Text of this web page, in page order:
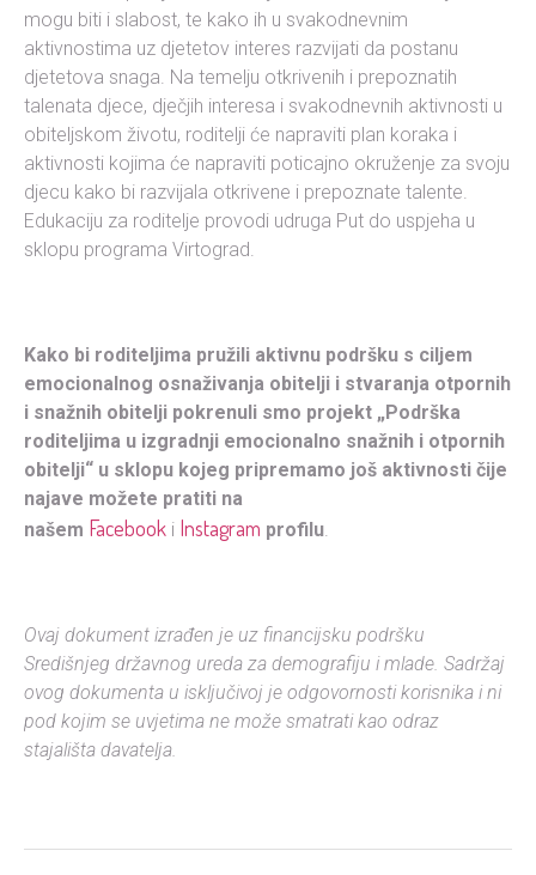
mogu biti i slabost, te kako ih u svakodnevnim
aktivnostima uz djetetov interes razvijati da postanu
djetetova snaga. Na temelju otkrivenih i prepoznatih
talenata djece, dječjih interesa i svakodnevnih aktivnosti u
obiteljskom životu, roditelji će napraviti plan koraka i
aktivnosti kojima će napraviti poticajno okruženje za svoju
djecu kako bi razvijala otkrivene i prepoznate talente.
Edukaciju za roditelje provodi udruga Put do uspjeha u
sklopu programa Virtograd.
Kako bi roditeljima pružili aktivnu podršku s ciljem
emocionalnog osnaživanja obitelji i stvaranja otpornih
i snažnih obitelji pokrenuli smo projekt „Podrška
roditeljima u izgradnji emocionalno snažnih i otpornih
obitelji“u sklopu kojeg pripremamo još aktivnosti čije
najave možete pratiti na
našem Facebooki Instagram profilu.
Ovaj dokument izrađen je uz financijsku podršku
Središnjeg državnog ureda za demografiju i mlade. Sadržaj
ovog dokumenta u isključivoj je odgovornosti korisnika i ni
pod kojim se uvjetima ne može smatrati kao odraz
stajališta davatelja.